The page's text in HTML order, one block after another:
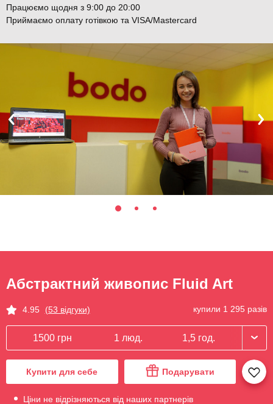
Працюємо щодня з 9:00 до 20:00
Приймаємо оплату готівкою та VISA/Mastercard
Абстрактний живопис Fluid Art
4.95 (53 відгуки) купили 1 295 разів
1500 грн 1 люд. 1,5 год.
Купити для себе Подарувати
Ціни не відрізняються від наших партнерів